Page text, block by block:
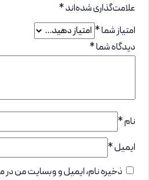
علامت‌گذاری شده‌اند*
امتیاز شما*
دیدگاه شما*
نام*
ایمیل*
ذخیره نام، ایمیل و وبسایت من در